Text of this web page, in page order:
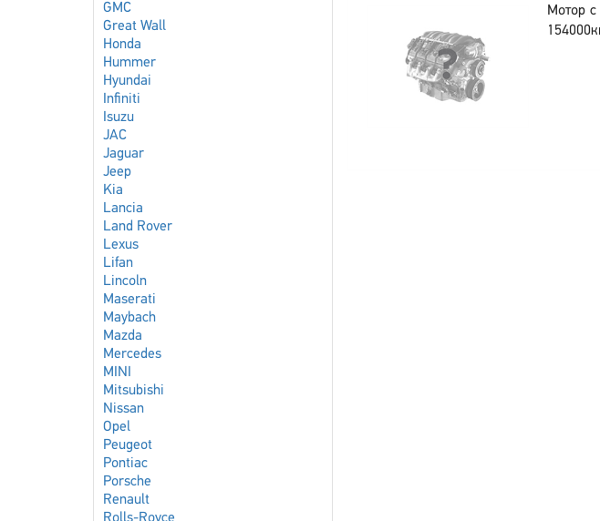
GMC
Great Wall
Honda
Hummer
Hyundai
Infiniti
Isuzu
JAC
Jaguar
Jeep
Kia
Lancia
Land Rover
Lexus
Lifan
Lincoln
Maserati
Maybach
Mazda
Mercedes
MINI
Mitsubishi
Nissan
Opel
Peugeot
Pontiac
Porsche
Renault
Мотор